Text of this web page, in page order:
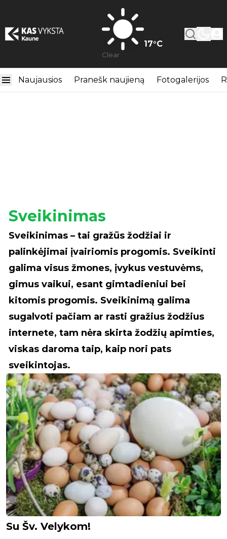
17°C
Clear
Naujausios Pranešk naujieną Fotogalerijos
Sveikinimas
Sveikinimas – tai gražūs žodžiai ir
palinkėjimai įvairiomis progomis. Sveikinti
galima visus žmones, įvykus vestuvėms,
gimus vaikui, esant gimtadieniui bei
kitomis progomis. Sveikinimą galima
sugalvoti pačiam ar rasti gražius žodžius
internete, tam nėra skirta žodžių apimties,
viskas daroma taip, kaip nori pats
sveikintojas.
Su Šv. Velykom!